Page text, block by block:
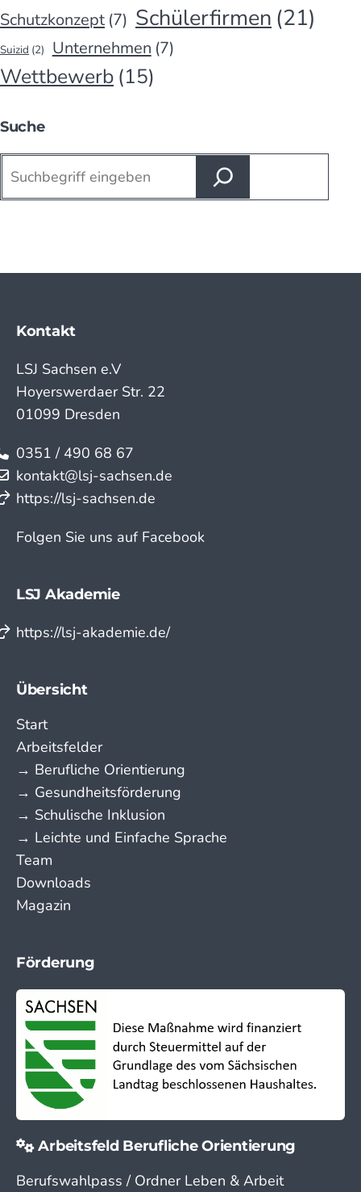
Schutzkonzept (7) Schülerfirmen (21)
Suizid (2) Unternehmen (7)
Wettbewerb (15)
Suche
Kontakt
LSJ Sachsen e.V
Hoyerswerdaer Str. 22
01099 Dresden
0351 / 490 68 67
kontakt@lsj-sachsen.de
https://lsj-sachsen.de
Folgen Sie uns auf Facebook
LSJ Akademie
https://lsj-akademie.de/
Übersicht
Start
Arbeitsfelder
→ Berufliche Orientierung
→ Gesundheitsförderung
→ Schulische Inklusion
→ Leichte und Einfache Sprache
Team
Downloads
Magazin
Förderung
Arbeitsfeld Berufliche Orientierung
Berufswahlpass / Ordner Leben & Arbeit